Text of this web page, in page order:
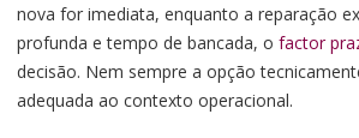
nova for imediata, enquanto a reparação
profunda e tempo de bancada, o factor
decisão. Nem sempre a opção
adequada ao contexto operacional.